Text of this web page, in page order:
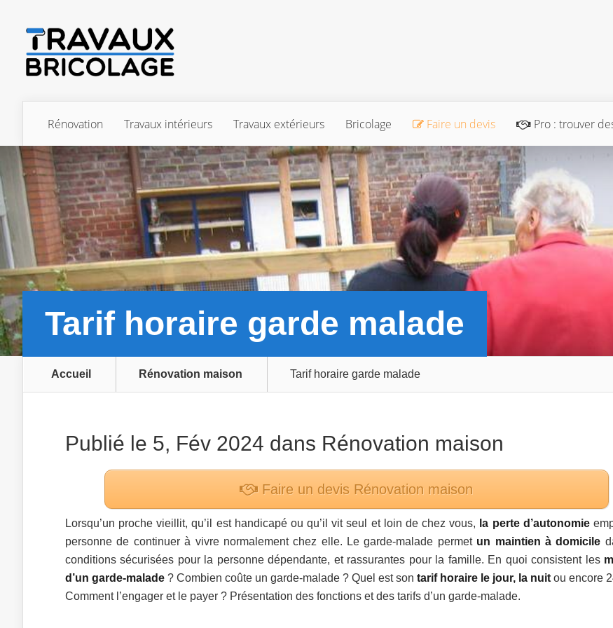
Rénovation Travaux intérieurs Travaux extérieurs Bricolage Faire un devis Pro : trouver
Tarif horaire garde malade
Accueil Rénovation maison Tarif horaire garde malade
Publié le 5, Fév 2024 dans Rénovation maison
Faire un devis Rénovation maison
Lorsqu’un proche vieillit, qu’il est handicapé ou qu’il vit seul et loin de chez vous, la perte d’autonomie
personne de continuer à vivre normalement chez elle. Le garde-malade permet un maintien à domicile
conditions sécurisées pour la personne dépendante, et rassurantes pour la famille. En quoi consistent les
d’un garde-malade ? Combien coûte un garde-malade ? Quel est son tarif horaire le jour, la nuit ou encore
Comment l’engager et le payer ? Présentation des fonctions et des tarifs d’un garde-malade.